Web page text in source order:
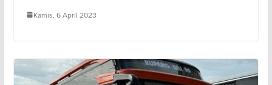
Kamis, 6 April 2023